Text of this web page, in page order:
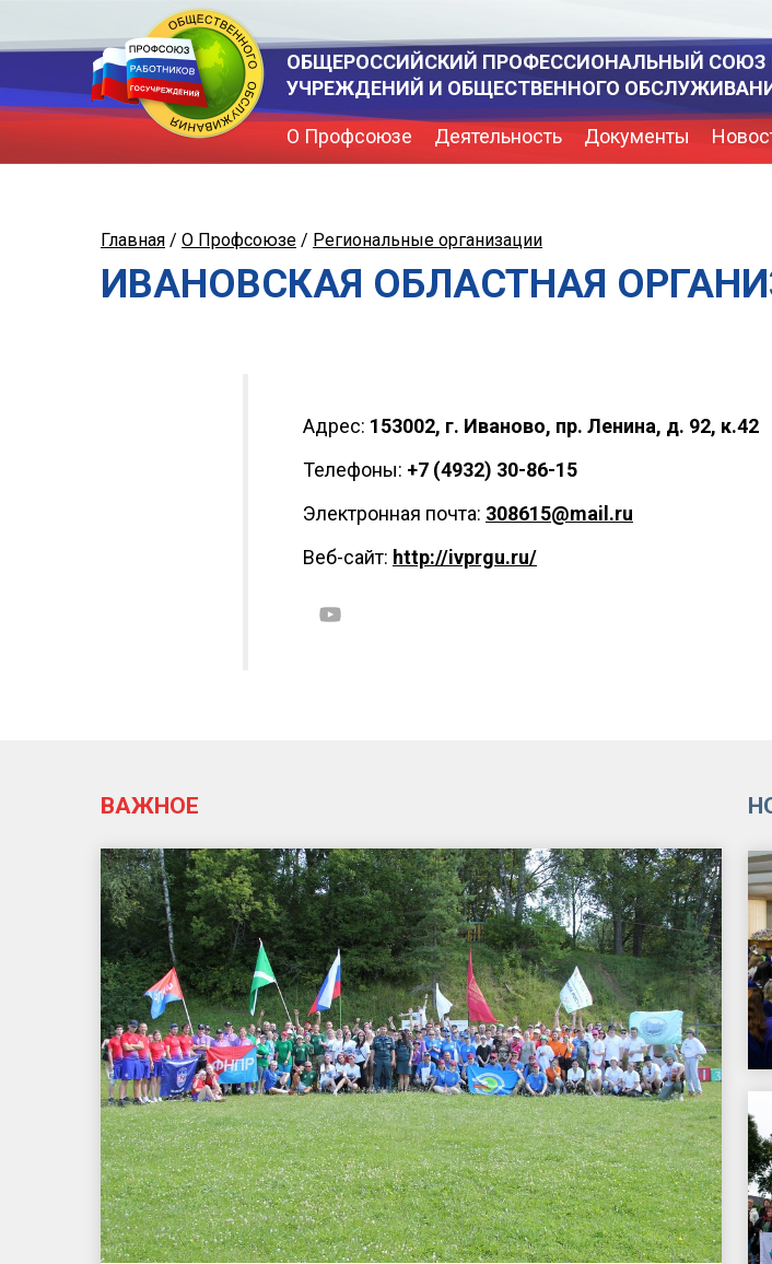
ОБЩЕРОССИЙСКИЙ ПРОФЕССИОНАЛЬНЫЙ СОЮЗ
УЧРЕЖДЕНИЙ И ОБЩЕСТВЕННОГО
О Профсоюзе Деятельность Документы
Главная / О Профсоюзе / Региональные организации
ИВАНОВСКАЯ ОБЛАСТНАЯ
Адрес: 153002, г. Иваново, пр. Ленина, д. 92, к.42
Телефоны: +7 (4932) 30-86-15
Электронная почта: 308615@mail.ru
Веб-сайт: http://ivprgu.ru/
ВАЖНОЕ